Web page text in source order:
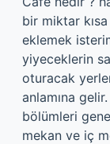
bir miktar
eklemek
yiyeceklerin
oturacak
anlamına
bölümleri
mekan ve iç